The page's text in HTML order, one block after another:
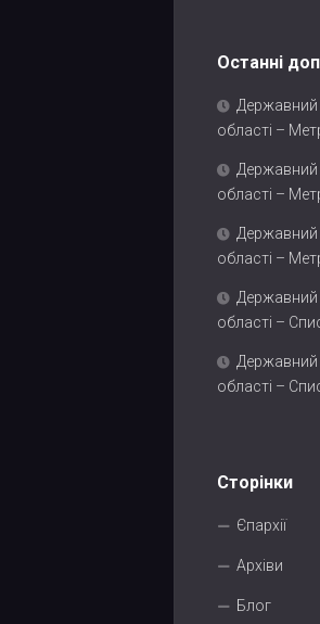
Останні
Державний
області –
Державний
області –
Державний
області –
Державний
області –
Державний
області –
Сторінки
Єпархії
Архіви
Блог